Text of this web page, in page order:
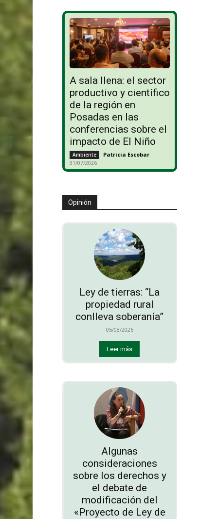
A sala llena: el sector
productivo y científico
de la región en
Posadas en las
conferencias sobre el
impacto de El Niño
Ambiente Patricia Escobar -
31/07/2026
Opinión
Ley de tierras: “La
propiedad rural
conlleva soberanía”
05/08/2026
Leer más
Algunas
consideraciones
sobre los derechos y
el debate de
modificación del
«Proyecto de Ley de